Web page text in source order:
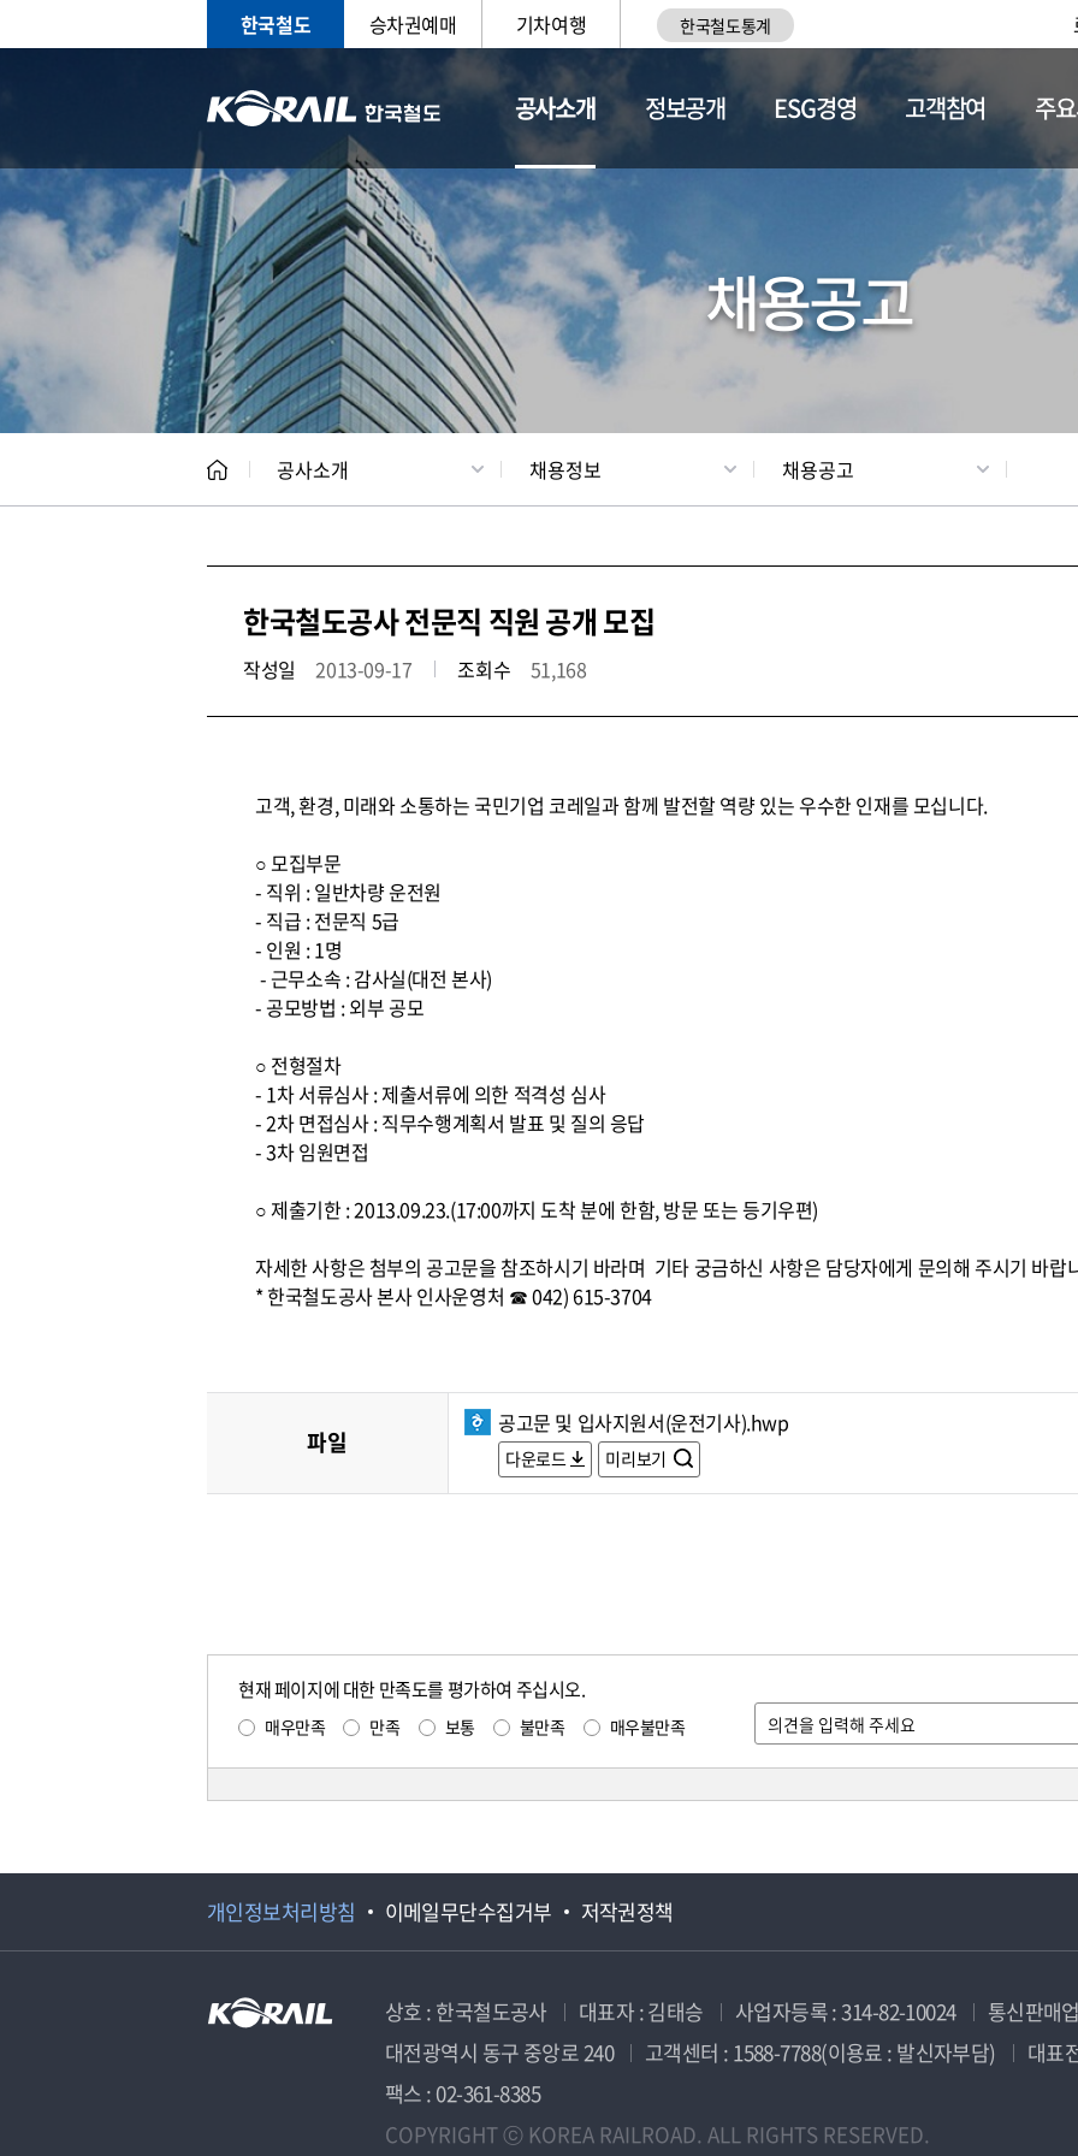
한국철도 승차권예매 기차여행 한국철도통계
공사소개
CEO 일반현황 채용정보
정보공개 ESG경영 고객참여 주
채용공고
공사소개 채용정보 채용공고
한국철도공사 전문직 직원 공개 모집
작성일 2013-09-17 조회수 51,168
고객, 환경, 미래와 소통하는 국민기업 코레일과 함께 발전할 역량 있는 우수한 인재를 모십니다.
○ 모집부문
- 직위 : 일반차량 운전원
- 직급 : 전문직 5급
- 인원 : 1명
- 근무소속 : 감사실(대전 본사)
- 공모방법 : 외부 공모
○ 전형절차
- 1차 서류심사 : 제출서류에 의한 적격성 심사
- 2차 면접심사 : 직무수행계획서 발표 및 질의 응답
- 3차 임원면접
○ 제출기한 : 2013.09.23.(17:00까지 도착 분에 한함, 방문 또는 등기우편)
자세한 사항은 첨부의 공고문을 참조하시기 바라며 기타 궁금하신 사항은 담당자에게 문의해 주시기 바랍
* 한국철도공사 본사 인사운영처 ☎ 042) 615-3704
파일
공고문 및 입사지원서(운전기사).hwp
다운로드 미리보기
현재 페이지에 대한 만족도를 평가하여 주십시오.
매우만족 만족 보통 불만족 매우불만족
개인정보처리방침 이메일무단수집거부 저작권정책
상호 : 한국철도공사 대표자 : 김태승 사업자등록 : 314-82-10024
통신판매
대전광역시 동구 중앙로 240
고객센터 : 1588-7788(이용료 : 발신자부담)
대표
팩스 : 02-361-8385
COPYRIGHT ⓒ KOREA RAILROAD. ALL RIGHTS RESERVED.